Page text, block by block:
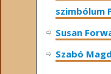
szimbólum
Susan
Szabó